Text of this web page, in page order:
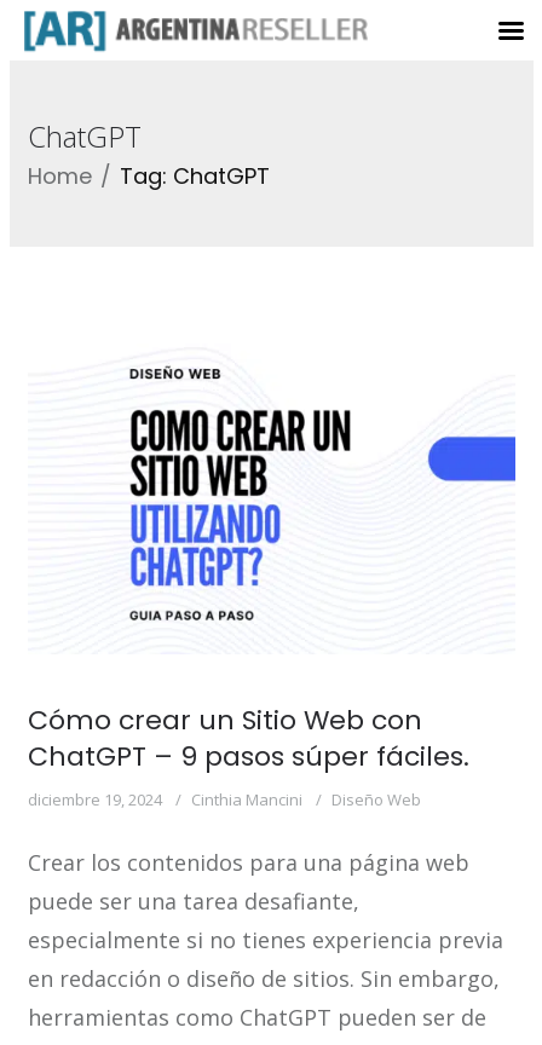
ChatGPT
Home Tag: ChatGPT
Cómo crear un Sitio Web con
ChatGPT – 9 pasos súper fáciles.
diciembre 19, 2024 Cinthia Mancini Diseño Web
Crear los contenidos para una página web
puede ser una tarea desafiante,
especialmente si no tienes experiencia previa
en redacción o diseño de sitios. Sin embargo,
herramientas como ChatGPT pueden ser de